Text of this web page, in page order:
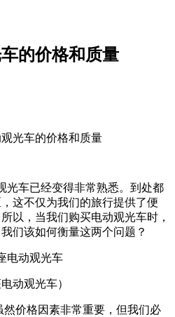
的价格和质量
光车的价格和质量
车已经变得非常熟悉。到处都
这不仅为我们的旅行提供了便
以，当我们购买电动观光车时，
们该如何衡量这两个问题？
电动观光车）
价格因素非常重要，但我们必